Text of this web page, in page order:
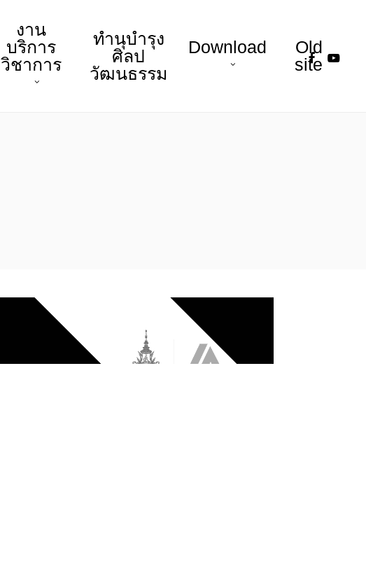
งาน
บริการ
วิชาการ
ทำนุบำรุง
ศิลป
วัฒนธรรม
Download
Old
site